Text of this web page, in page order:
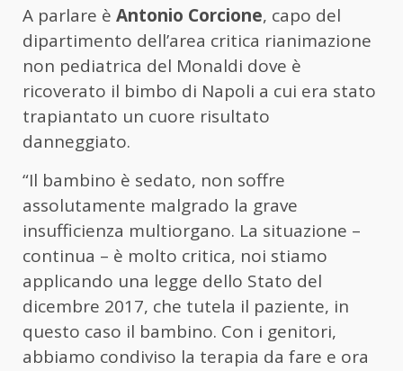
A parlare è Antonio Corcione, capo del
dipartimento dell’area critica rianimazione
non pediatrica del Monaldi dove è
ricoverato il bimbo di Napoli a cui era stato
trapiantato un cuore risultato
danneggiato.
“Il bambino è sedato, non soffre
assolutamente malgrado la grave
insufficienza multiorgano. La situazione –
continua – è molto critica, noi stiamo
applicando una legge dello Stato del
dicembre 2017, che tutela il paziente, in
questo caso il bambino. Con i genitori,
abbiamo condiviso la terapia da fare e ora